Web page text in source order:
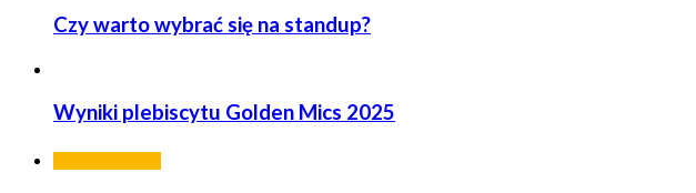
Czy warto wybrać się na standup?
Wyniki plebiscytu Golden Mics 2025